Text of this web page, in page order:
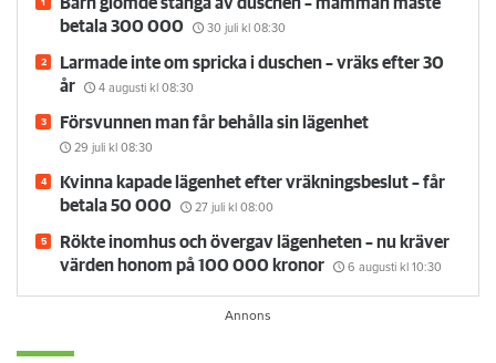
betala 300 000
30 juli kl 08:30
Larmade inte om spricka i duschen – vräks efter 30
år
4 augusti kl 08:30
Försvunnen man får behålla sin lägenhet
29 juli kl 08:30
Kvinna kapade lägenhet efter vräkningsbeslut – får
betala 50 000
27 juli kl 08:00
Rökte inomhus och övergav lägenheten – nu kräver
värden honom på 100 000 kronor
6 augusti kl 10:30